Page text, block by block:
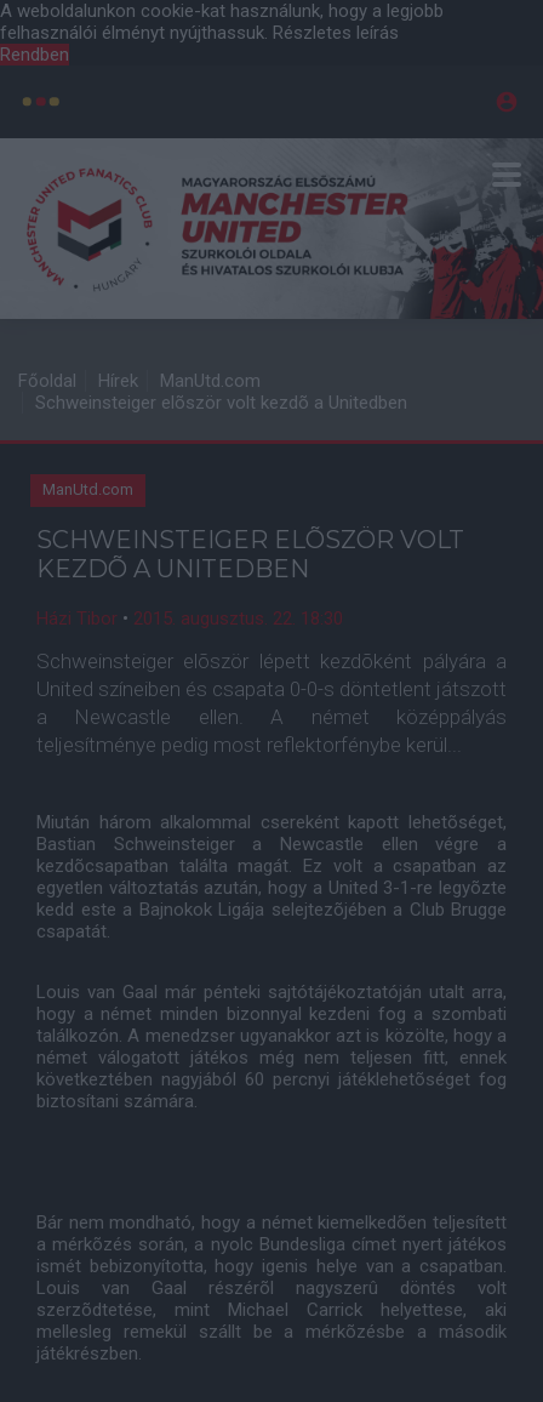
A weboldalunkon cookie-kat használunk, hogy a legjobb
felhasználói élményt nyújthassuk. Részletes leírás
Rendben
Főoldal Hírek
ManUtd.com
Schweinsteiger elõször volt kezdõ a Unitedben
ManUtd.com
SCHWEINSTEIGER ELÕSZÖR VOLT
KEZDÕ A UNITEDBEN
Házi Tibor • 2015. augusztus. 22. 18:30
Schweinsteiger elõször lépett kezdõként pályára a
United színeiben és csapata 0-0-s döntetlent játszott
a Newcastle ellen. A német középpályás
teljesítménye pedig most reflektorfénybe kerül...
Miután három alkalommal csereként kapott lehetõséget,
Bastian Schweinsteiger a Newcastle ellen végre a
kezdõcsapatban találta magát. Ez volt a csapatban az
egyetlen változtatás azután, hogy a United 3-1-re legyõzte
kedd este a Bajnokok Ligája selejtezõjében a Club Brugge
csapatát.
Louis van Gaal már pénteki sajtótájékoztatóján utalt arra,
hogy a német minden bizonnyal kezdeni fog a szombati
találkozón. A menedzser ugyanakkor azt is közölte, hogy a
német válogatott játékos még nem teljesen fitt, ennek
következtében nagyjából 60 percnyi játéklehetõséget fog
biztosítani számára.
Bár nem mondható, hogy a német kiemelkedõen teljesített
a mérkõzés során, a nyolc Bundesliga címet nyert játékos
ismét bebizonyította, hogy igenis helye van a csapatban.
Louis van Gaal részérõl nagyszerû döntés volt
szerzõdtetése, mint Michael Carrick helyettese, aki
mellesleg remekül szállt be a mérkõzésbe a második
játékrészben.